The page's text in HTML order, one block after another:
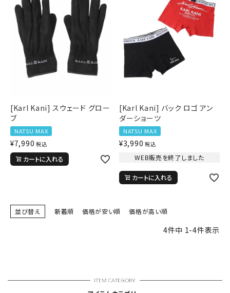
詳しい条件から探す
[Karl Kani] スウェード グロー
ブ
NATSU MAX
¥7,990 税込
カートに入れる
[Karl Kani] バック ロゴ アン
ダーショーツ
NATSU MAX
¥3,990 税込
WEB販売を終了しました
カートに入れる
並び替え 新着順 価格が安い順 価格が高い順
4件中 1-4件表示